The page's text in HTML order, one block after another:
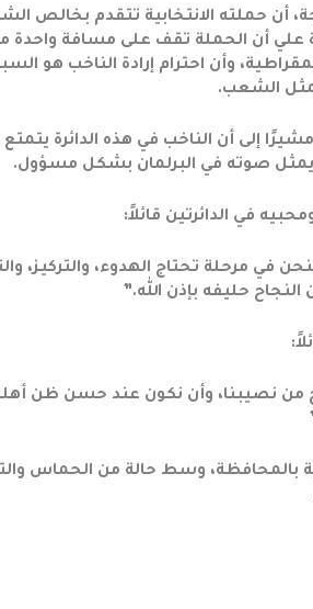
أن حملته الانتخابية تتقدم بخالص
علي أن الحملة تقف على مسافة واحدة
وأن احترام إرادة الناخب هو
الشعب.
إلى أن الناخب في هذه الدائرة يتمتع
يمثل صوته في البرلمان بشكل مسؤول.
في الدائرتين قائلاً:
في مرحلة تحتاج الهدوء، والتركيز،
حليفه بإذن الله.”
من نصيبنا، وأن نكون عند حسن ظن
بالمحافظة، وسط حالة من الحماس